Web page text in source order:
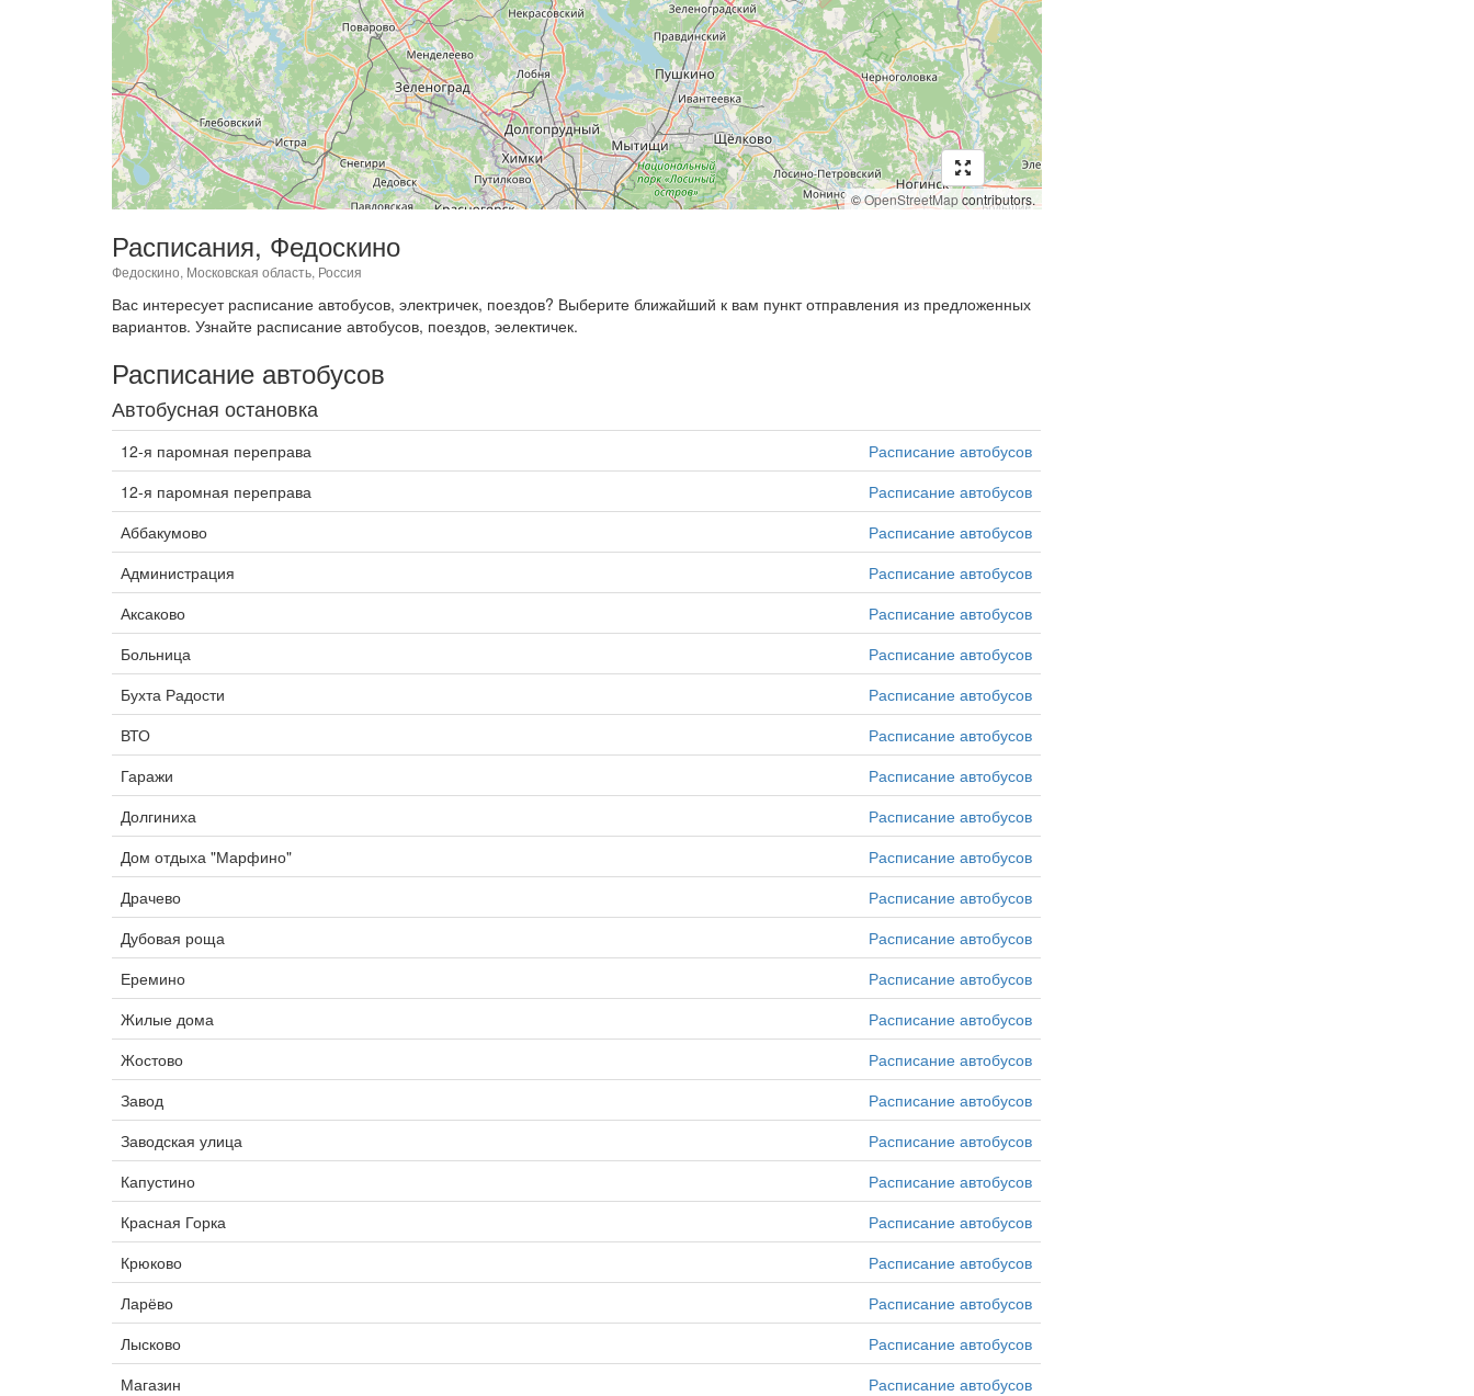
©OpenStreetMapcontributors.
Расписания, Федоскино
Федоскино, Московская область, Россия
Вас интересует расписание автобусов, электричек, поездов? Выберите ближайший к вам пункт отправления из предложенных
вариантов. Узнайте расписание автобусов, поездов, эелектичек.
Расписание автобусов
Автобусная остановка
12-я паромная переправа
Расписание автобусов
12-я паромная переправа
Расписание автобусов
Аббакумово
Расписание автобусов
Администрация
Расписание автобусов
Аксаково
Расписание автобусов
Больница
Расписание автобусов
Бухта Радости
Расписание автобусов
ВТО
Расписание автобусов
Гаражи
Расписание автобусов
Долгиниха
Расписание автобусов
Дом отдыха "Марфино"
Расписание автобусов
Драчево
Расписание автобусов
Дубовая роща
Расписание автобусов
Еремино
Расписание автобусов
Жилые дома
Расписание автобусов
Жостово
Расписание автобусов
Завод
Расписание автобусов
Заводская улица
Расписание автобусов
Капустино
Расписание автобусов
Красная Горка
Расписание автобусов
Крюково
Расписание автобусов
Ларёво
Расписание автобусов
Лысково
Расписание автобусов
Магазин
Расписание автобусов